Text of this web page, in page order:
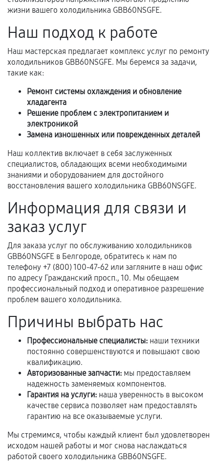
перегрев, коррозия.
Самостоятельный ремонт или вмешательство
третьих лиц.
Естественный износ деталей, если иное не
предусмотрено отдельно.
срока.
Программные сбои, если это не указано в
отдельных условиях.
Если комплектующие куплены
самостоятельно
сохраняться полностью или частично, если
соблюдены следующие условия:
Предоставленные детали подходят по
техническим параметрам и не имеют внешних
дефектов.
Установка была выполнена нашим сервисным
центром.
При этом гарантия на сами комплектующие
продавца. За качество сторонних деталей
сервисный центр ответственности не несет.
жизни вашего холодильника GBB60NSGFE.
Наш подход к работе
Наш мастерская предлагает комплекс услуг по ремонту
холодильников GBB60NSGFE. Мы беремся за задачи,
такие как:
Ремонт системы охлаждения и обновление
хладагента
Решение проблем с электропитанием и
электроникой
Замена изношенных или поврежденных деталей
Наш коллектив включает в себя заслуженных
специалистов, обладающих всеми необходимыми
знаниями и оборудованием для достойного
восстановления вашего холодильника GBB60NSGFE.
Информация для связи и
заказ услуг
Для заказа услуг по обслуживанию холодильников
GBB60NSGFE в Белгороде, обратитесь к нам по
телефону +7 (800) 100-47-62 или загляните в наш офис
по адресу Гражданский просп., 10. Мы обещаем
профессиональный подход и оперативное разрешение
проблем вашего холодильника.
Причины выбрать нас
Профессиональные специалисты: наши техники
постоянно совершенствуются и повышают свою
квалификацию.
Авторизованные запчасти: мы предоставляем
надежность заменяемых компонентов.
Гарантия на услуги: наша уверенность в высоком
качестве сервиса позволяет нам предоставлять
гарантию на все оказываемые услуги.
Мы стремимся, чтобы каждый клиент был удовлетворен
исходом нашей работы и мог снова наслаждаться
работой своего холодильника GBB60NSGFE.